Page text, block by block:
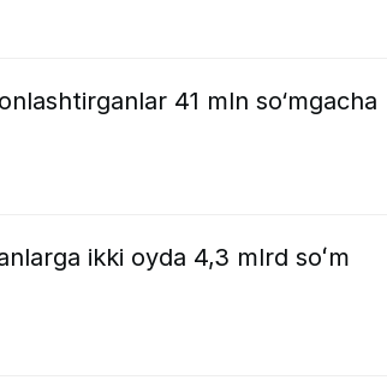
41 mln so‘mgacha
ikki oyda 4,3 mlrd soʻm